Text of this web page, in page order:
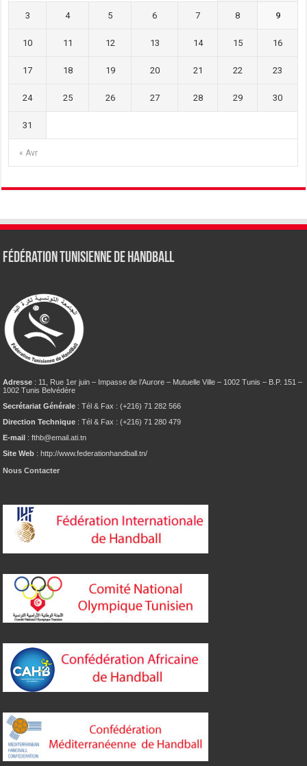
« Avr
3 4 5 6 7 8 9
10 11 12 13 14 15 16
17 18 19 20 21 22 23
24 25 26 27 28 29 30
31
Fédération tunisienne de Handball
Adresse : 11, Rue 1er juin – Impasse de l’Aurore – Mutuelle Ville – 1002 Tunis – B.P. 151 –
1002 Tunis Belvédère
Secrétariat Générale : Tél & Fax : (+216) 71 282 566
Direction Technique : Tél & Fax : (+216) 71 280 479
E-mail : fthb@email.ati.tn
Site Web : http://www.federationhandball.tn/
Nous Contacter